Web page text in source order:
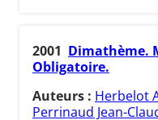
2001 Dimathème.
Obligatoire.
Auteurs : Herbelot
Perrinaud Jean-